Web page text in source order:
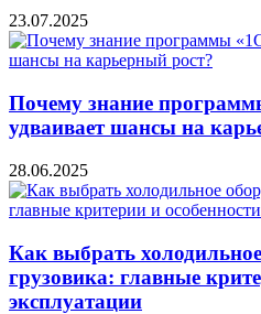
23.07.2025
Почему знание
удваивает шансы на
28.06.2025
Как выбрать
грузовика: главные
эксплуатации